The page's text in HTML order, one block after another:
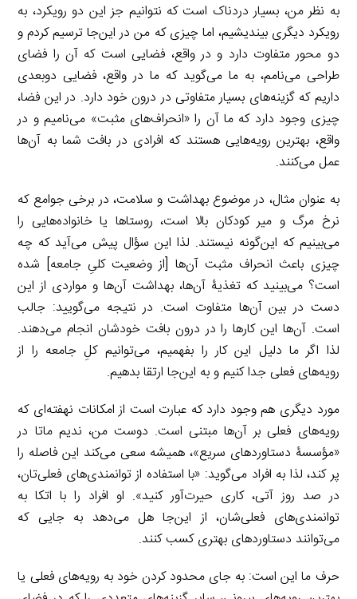
به نظر من، بسیار دردناک است که نتوانیم جز این دو رویکرد، به
رویکرد دیگری بیندیشیم، اما چیزی که من در این‌جا ترسیم کردم و
دو محور متفاوت دارد و در واقع، فضایی است که آن را فضای
طراحی می‌نامم، به ما می‌گوید که ما در واقع، فضایی دوبعدی
داریم که گزینه‌های بسیار متفاوتی در درون خود دارد. در این فضا،
چیزی وجود دارد که ما آن را «انحراف‌های مثبت» می‌نامیم و در
واقع، بهترین رویه‌هایی هستند که افرادی در بافت شما به آن‌ها
عمل می‌کنند.
به عنوان مثال، در موضوع بهداشت و سلامت، در برخی جوامع که
نرخ مرگ و میر کودکان بالا است، روستاها یا خانواده‌هایی را
می‌بینیم که این‌گونه نیستند. لذا این سؤال پیش می‌آید که چه
چیزی باعث انحراف مثبت آن‌ها [از وضعیت کلیِ جامعه] شده
است؟ می‌بینید که تغذیۀ آن‌ها، بهداشت آن‌ها و مواردی از این
دست در بین آن‌ها متفاوت است. در نتیجه می‌گویید: جالب
است. آن‌ها این کارها را در درون بافت خودشان انجام می‌دهند.
لذا اگر ما دلیل این کار را بفهمیم، می‌توانیم کلِ جامعه را از
رویه‌های فعلی جدا کنیم و به این‌جا ارتقا بدهیم.
مورد دیگری هم وجود دارد که عبارت است از امکانات نهفته‌ای که
رویه‌های فعلی بر آن‌ها مبتنی است. دوست من، ندیم ماتا در
«مؤسسۀ دستاوردهای سریع»، همیشه سعی می‌کند این فاصله را
پر کند، لذا به افراد می‌گوید: «با استفاده از توانمندی‌های فعلی‌تان،
در صد روز آتی، کاری حیرت‌آور کنید». او افراد را با اتکا به
توانمندی‌های فعلی‌شان، از این‌جا هل می‌دهد به جایی که
می‌توانند دستاوردهای بهتری کسب کنند.
حرف ما این است: به جای محدود کردن خود به رویه‌های فعلی یا